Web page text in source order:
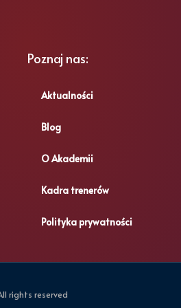
Poznaj nas:
Aktualności
Blog
O Akademii
Kadra trenerów
Polityka prywatności
rights reserved